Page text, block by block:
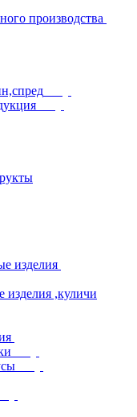
производства
изделия
изделия ,куличи